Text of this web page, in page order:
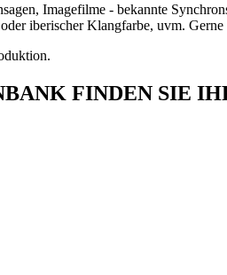
Imagefilme - bekannte
iberischer Klangfarbe, uvm.
FINDEN SIE